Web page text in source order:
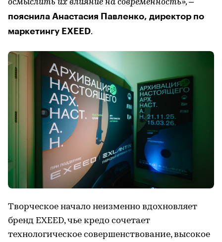
осмыслить их влияние на современность», –
пояснила Анастасия Павленко, директор по
маркетингу EXEED.
Творческое начало неизменно вдохновляет
бренд EXEED, чье кредо сочетает
технологическое совершенствование, высокое